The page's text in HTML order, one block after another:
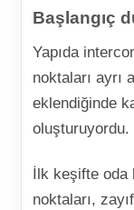
Başlangıç
Yapıda
noktaları ayrı
eklendiğinde
oluşturuyordu.
İlk keşifte oda
noktaları,